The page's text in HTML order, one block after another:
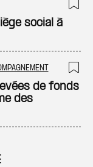
social à
de fonds
des